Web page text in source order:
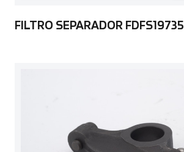
FILTRO SEPARADOR FDFS19735